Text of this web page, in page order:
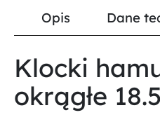
Opis Dane
Klocki
okrągłe